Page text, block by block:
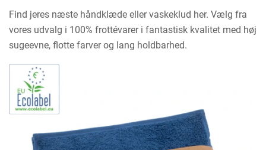
Find jeres næste håndklæde eller vaskeklud her. Vælg fra
vores udvalg i 100% frottévarer i fantastisk kvalitet med høj
sugeevne, flotte farver og lang holdbarhed.